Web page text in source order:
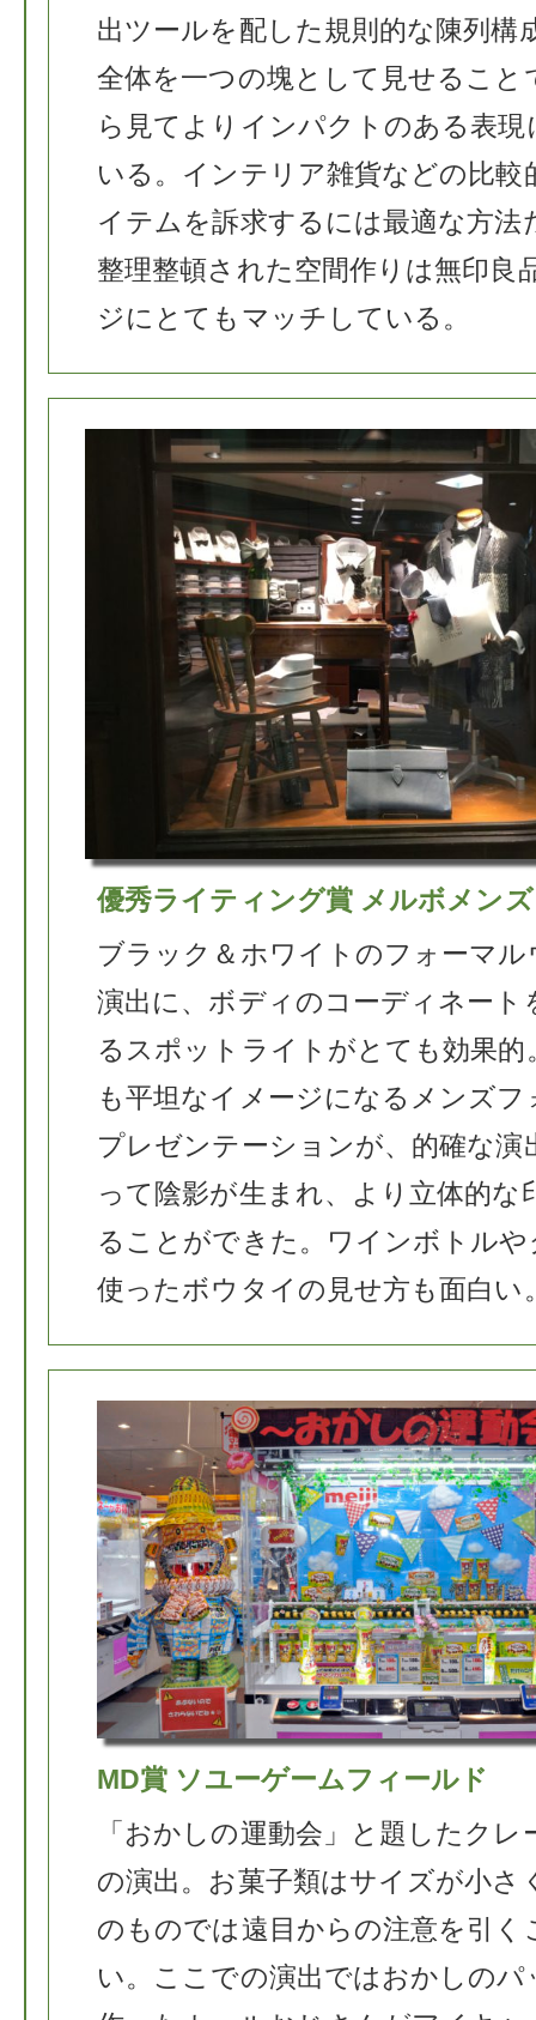
出ツールを配した規則的な陳列構
全体を一つの塊として見せること
ら見てよりインパクトのある表現
いる。インテリア雑貨などの比較
イテムを訴求するには最適な方法
整理整頓された空間作りは無印良
ジにとてもマッチしている。
優秀ライティング賞 メルボメン
ブラック＆ホワイトのフォーマル
演出に、ボディのコーディネート
るスポットライトがとても効果的
も平坦なイメージになるメンズフ
プレゼンテーションが、的確な演
って陰影が生まれ、より立体的な
ることができた。ワインボトル
使ったボウタイの見せ方も面白い
MD賞 ソユーゲームフィールド
「おかしの運動会」と題したクレ
の演出。お菓子類はサイズが小さ
のものでは遠目からの注意を引く
い。ここでの演出ではおかしのパ